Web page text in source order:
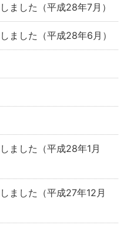
ました（平成28年7月）
ました（平成28年6月）
ました（平成28年1月
ました（平成27年12月